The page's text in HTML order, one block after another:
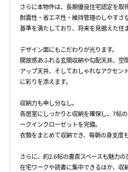
さらに本物件は、長期優良住宅認定を取
耐震性・省エネ性・維持管理のしやすさ
基準を満たしており、将来を見据えた住
デザイン面にもこだわりが光ります。
開放感あふれる玄関収納や勾配天井、空
アップ天井、そしておしゃれなアクセン
に彩りを添えます。
収納力も申し分なし。
各居室にしっかりと収納を確保し、7帖
ークインクローゼットを完備。
衣類をまとめて収納でき、毎朝の身支度
さらに、約2.6帖の書斎スペースも魅力の
在宅ワークや読書に集中できるほか、収